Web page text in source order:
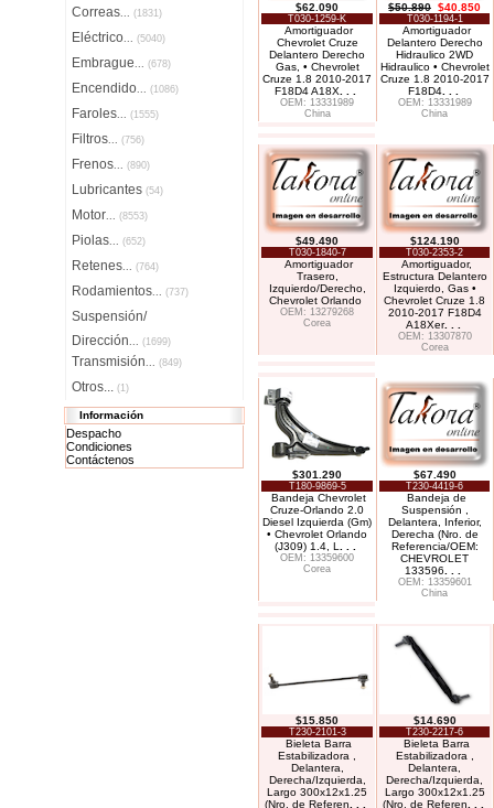
Correas... (1831)
Eléctrico... (5040)
Embrague... (678)
Encendido... (1086)
Faroles... (1555)
Filtros... (756)
Frenos... (890)
Lubricantes (54)
Motor... (8553)
Piolas... (652)
Retenes... (764)
Rodamientos... (737)
Suspensión/
Dirección... (1699)
Transmisión... (849)
Otros... (1)
Información
Despacho
Condiciones
Contáctenos
$62.090
T030-1259-K
Amortiguador
Chevrolet Cruze
Delantero Derecho
Gas, • Chevrolet
Cruze 1.8 2010-2017
F18D4 A18X
OEM: 13331989
China
$50.890 $40.850
T030-1194-1
Amortiguador
Delantero Derecho
Hidraulico 2WD
Hidraulico • Chevrolet
Cruze 1.8 2010-2017
F18D4. . .
OEM: 13331989
China
$49.490
T030-1840-7
Amortiguador
Trasero,
Izquierdo/Derecho,
Chevrolet Orlando
OEM: 13279268
Corea
$124.190
T030-2353-2
Amortiguador,
Estructura Delantero
Izquierdo, Gas •
Chevrolet Cruze 1.8
2010-2017 F18D4
A18Xer. . .
OEM: 13307870
Corea
$301.290
T180-9869-5
Bandeja Chevrolet
Cruze-Orlando 2.0
Diesel Izquierda (Gm)
• Chevrolet Orlando
(J309) 1.4, L
OEM: 13359600
Corea
$67.490
T230-4419-6
Bandeja de
Suspensión ,
Delantera, Inferior,
Derecha (Nro. de
Referencia/OEM:
CHEVROLET
133596
OEM: 13359601
China
$15.850
T230-2101-3
Bieleta Barra
Estabilizadora ,
Delantera,
Derecha/Izquierda,
Largo 300x12x1.25
(Nro. de Referen
$14.690
T230-2217-6
Bieleta Barra
Estabilizadora ,
Delantera,
Derecha/Izquierda,
Largo 300x12x1.25
(Nro. de Referen